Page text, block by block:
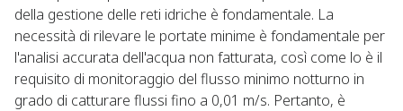
della gestione delle reti idriche è fondamentale. La
necessità di rilevare le portate minime è fondamentale per
l'analisi accurata dell'acqua non fatturata, così come lo è il
requisito di monitoraggio del flusso minimo notturno in
grado di catturare flussi fino a 0,01 m/s. Pertanto, è